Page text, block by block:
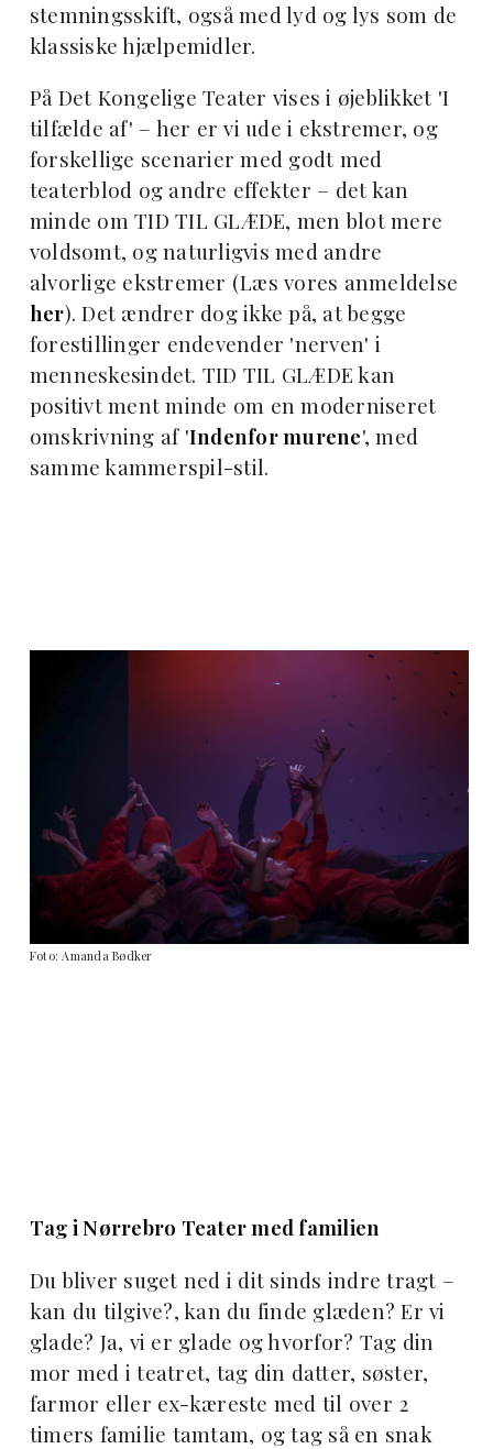
stemningsskift, også med lyd og lys som de
klassiske hjælpemidler.
På Det Kongelige Teater vises i øjeblikket 'I
tilfælde af' – her er vi ude i ekstremer, og
forskellige scenarier med godt med
teaterblod og andre effekter – det kan
minde om TID TIL GLÆDE, men blot mere
voldsomt, og naturligvis med andre
alvorlige ekstremer (Læs vores anmeldelse
her). Det ændrer dog ikke på, at begge
forestillinger endevender 'nerven' i
menneskesindet. TID TIL GLÆDE kan
positivt ment minde om en moderniseret
omskrivning af 'Indenfor murene', med
samme kammerspil-stil.
Foto: Amanda Bødker
Tag i Nørrebro Teater med familien
Du bliver suget ned i dit sinds indre tragt –
kan du tilgive?, kan du finde glæden? Er vi
glade? Ja, vi er glade og hvorfor? Tag din
mor med i teatret, tag din datter, søster,
farmor eller ex-kæreste med til over 2
timers familie tamtam, og tag så en snak